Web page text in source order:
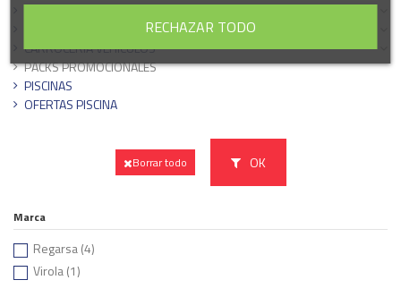
RESINAS
CARROCERÍA VEHÍCULOS
PACKS PROMOCIONALES
PISCINAS
OFERTAS PISCINA
Borrar todo OK
Marca
Regarsa(4)
Virola(1)
RECHAZAR TODO